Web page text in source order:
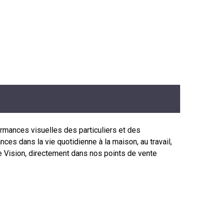
visuelles des particuliers et des
dans la vie quotidienne à la maison, au travail,
directement dans nos points de vente